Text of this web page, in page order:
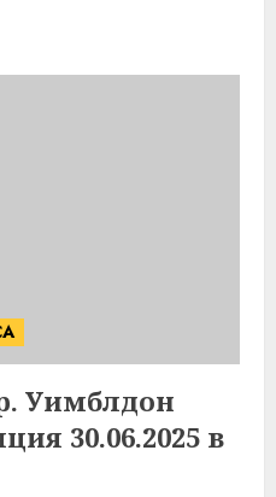
Уимблдон
30.06.2025 в